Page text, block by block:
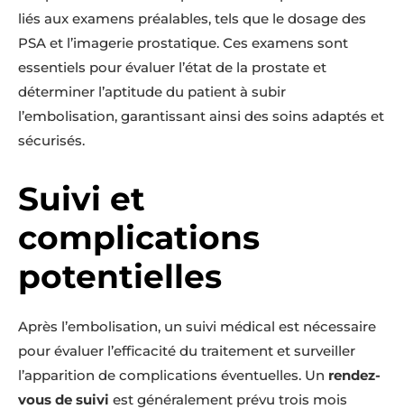
liés aux examens préalables, tels que le dosage des
PSA et l’imagerie prostatique. Ces examens sont
essentiels pour évaluer l’état de la prostate et
déterminer l’aptitude du patient à subir
l’embolisation, garantissant ainsi des soins adaptés et
sécurisés.
Suivi et
complications
potentielles
Après l’embolisation, un suivi médical est nécessaire
pour évaluer l’efficacité du traitement et surveiller
l’apparition de complications éventuelles. Un rendez-
vous de suivi est généralement prévu trois mois